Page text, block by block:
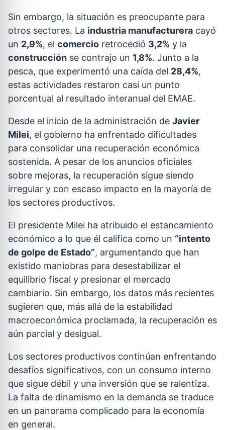
Sin embargo, la situación es preocupante para
otros sectores. La industria manufacturera cayó
un 2,9%, el comercio retrocedió 3,2% y la
construcción se contrajo un 1,8%. Junto a la
pesca, que experimentó una caída del 28,4%,
estas actividades restaron casi un punto
porcentual al resultado interanual del EMAE.
Desde el inicio de la administración de Javier
Milei, el gobierno ha enfrentado dificultades
para consolidar una recuperación económica
sostenida. A pesar de los anuncios oficiales
sobre mejoras, la recuperación sigue siendo
irregular y con escaso impacto en la mayoría de
los sectores productivos.
El presidente Milei ha atribuido el estancamiento
económico a lo que él califica como un “intento
de golpe de Estado”, argumentando que han
existido maniobras para desestabilizar el
equilibrio fiscal y presionar el mercado
cambiario. Sin embargo, los datos más recientes
sugieren que, más allá de la estabilidad
macroeconómica proclamada, la recuperación es
aún parcial y desigual.
Los sectores productivos continúan enfrentando
desafíos significativos, con un consumo interno
que sigue débil y una inversión que se ralentiza.
La falta de dinamismo en la demanda se traduce
en un panorama complicado para la economía
en general.